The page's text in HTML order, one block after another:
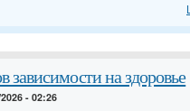
зависимости на здоровье
- 02:26